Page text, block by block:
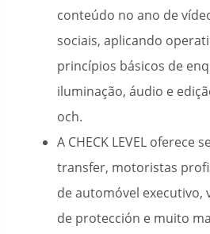
conteúdo no ano de
sociais, aplicando
princípios básicos de
iluminação, áudio e
och.
A CHECK LEVEL oferece
transfer, motoristas
de automóvel executivo,
de protección e muito